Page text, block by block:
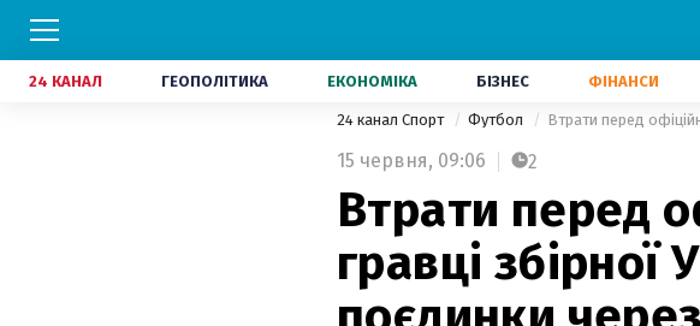
24 КАНАЛ ГЕОПОЛІТИКА ЕКОНОМІКА БІЗНЕС ФІНАНСИ
24 канал Спорт Футбол Втрати перед
15 червня, 09:06 2
Втрати перед
гравці збірної